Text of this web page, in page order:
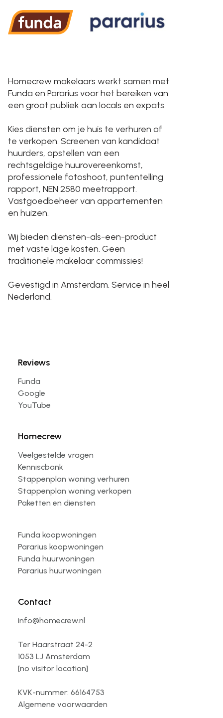
Homecrew makelaars werkt samen met
Funda en Pararius voor het bereiken van
een groot publiek aan locals en expats.
Kies diensten om je huis te verhuren of
te verkopen. Screenen van kandidaat
huurders, opstellen van een
rechtsgeldige huurovereenkomst,
professionele fotoshoot, puntentelling
rapport, NEN 2580 meetrapport.
Vastgoedbeheer van appartementen
en huizen.
Wij bieden diensten-als-een-product
met vaste lage kosten. Geen
traditionele makelaar commissies!
Gevestigd in Amsterdam. Service in heel
Nederland.
Reviews
Funda
Google
YouTube
Homecrew
Veelgestelde vragen
Kenniscbank
Stappenplan woning verhuren
Stappenplan woning verkopen
Paketten en diensten
Funda koopwoningen
Pararius koopwoningen
Funda huurwoningen
Pararius huurwoningen
Contact
info@homecrew.nl
Ter Haarstraat 24-2
1053 LJ Amsterdam
[no visitor location]
KVK-nummer: 66164753
Algemene voorwaarden